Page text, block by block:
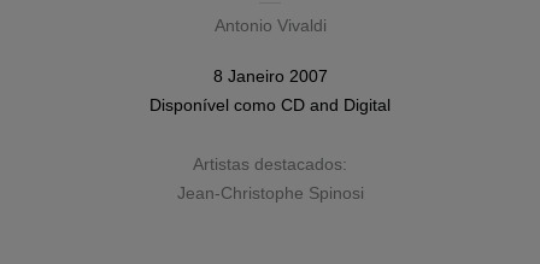
Antonio Vivaldi
8 Janeiro 2007
Disponível como CD and Digital
Artistas destacados:
Jean-Christophe Spinosi